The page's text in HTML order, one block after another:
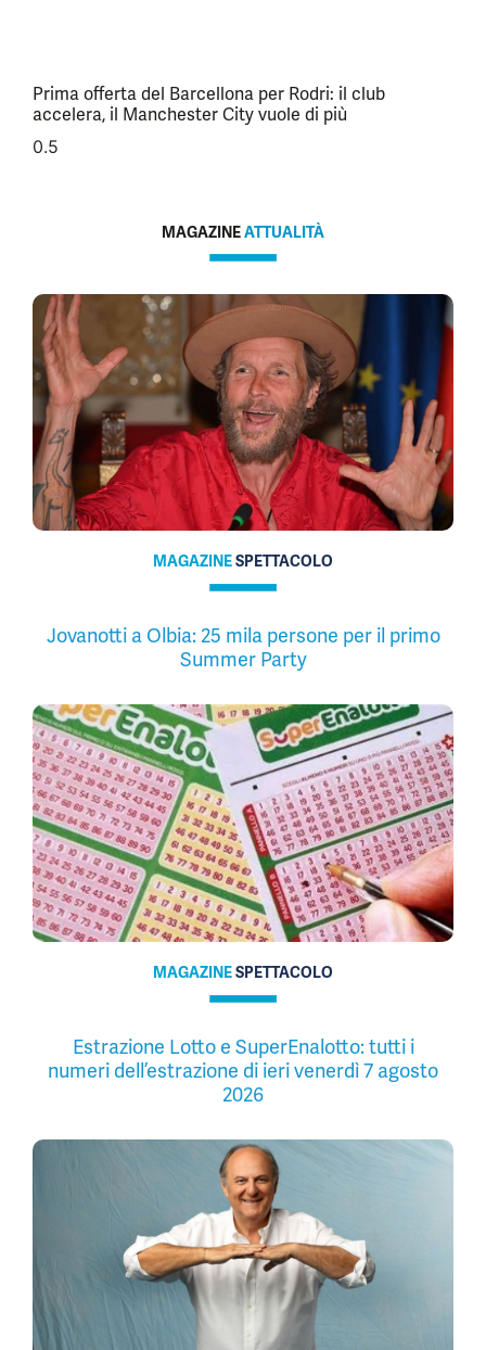
Prima offerta del Barcellona per Rodri: il club
accelera, il Manchester City vuole di più
MAGAZINEATTUALITÀ
MAGAZINESPETTACOLO
Jovanotti a Olbia: 25 mila persone per il primo
Summer Party
MAGAZINESPETTACOLO
Estrazione Lotto e SuperEnalotto: tutti i
numeri dell’estrazione di ieri venerdì 7 agosto
2026